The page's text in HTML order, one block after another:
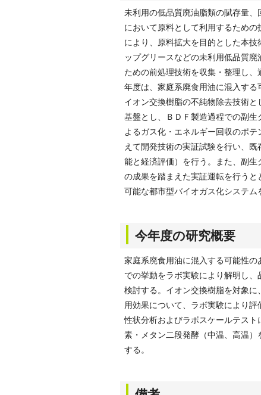
未利用の低品質廃油脂類の賦存量
において原料として利用するため
により、原料拡大を目的とした本
ップグリースなどの未利用低品質
ための前処理技術を収集・整理し
年度は、家庭系廃食用油に混入する
イオン交換樹脂の不純物除去技術
基盤とし、ＢＤＦ製造過程での副
よるガス化・エネルギー回収のポ
えて開発技術の実証試験を行い、
能と経済評価）を行う。また、副
の成果を踏まえた実証運転を行う
可能な都市型バイオガス化システム
今年度の研究概要
家庭系廃食用油に混入する可能性
での挙動をラボ実験により解明し
検討する。イオン交換樹脂を対象
用効果について、ラボ実験により
性状分析およびラボスケールテス
素・メタン二段発酵（中温、高温
する。